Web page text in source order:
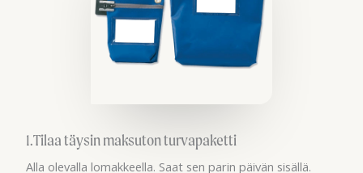
1.Tilaa täysin maksuton turvapaketti
Alla olevalla lomakkeella. Saat sen parin päivän sisällä.